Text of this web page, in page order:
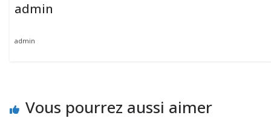
admin
admin
Vous pourrez aussi aimer